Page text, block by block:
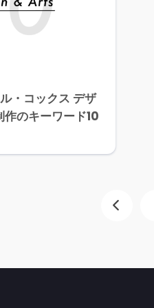
・コックス デザ
のキーワード10